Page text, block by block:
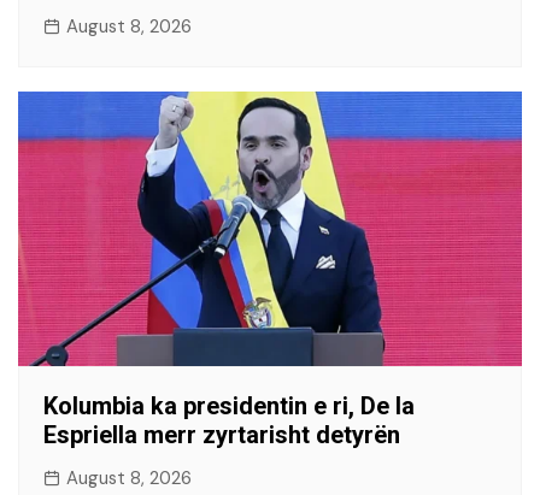
August 8, 2026
Kolumbia ka presidentin e ri, De la
Espriella merr zyrtarisht detyrën
August 8, 2026